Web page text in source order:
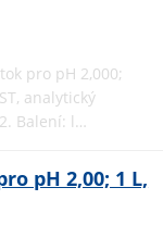
pro pH 2,000;
analytický
Balení: l…
pH 2,00; 1 L,